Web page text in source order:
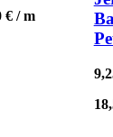
€ /m